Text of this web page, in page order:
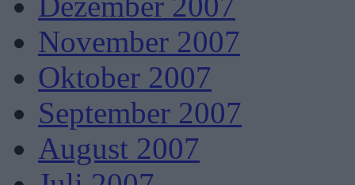
November 2007
Oktober 2007
September 2007
August 2007